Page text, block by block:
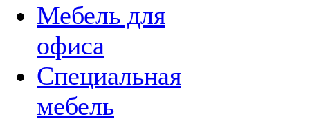
Мебель для
офиса
Специальная
мебель